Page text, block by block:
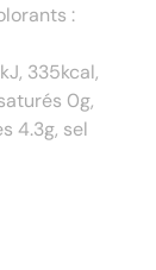
:
335kcal,
0g,
4.3g, sel